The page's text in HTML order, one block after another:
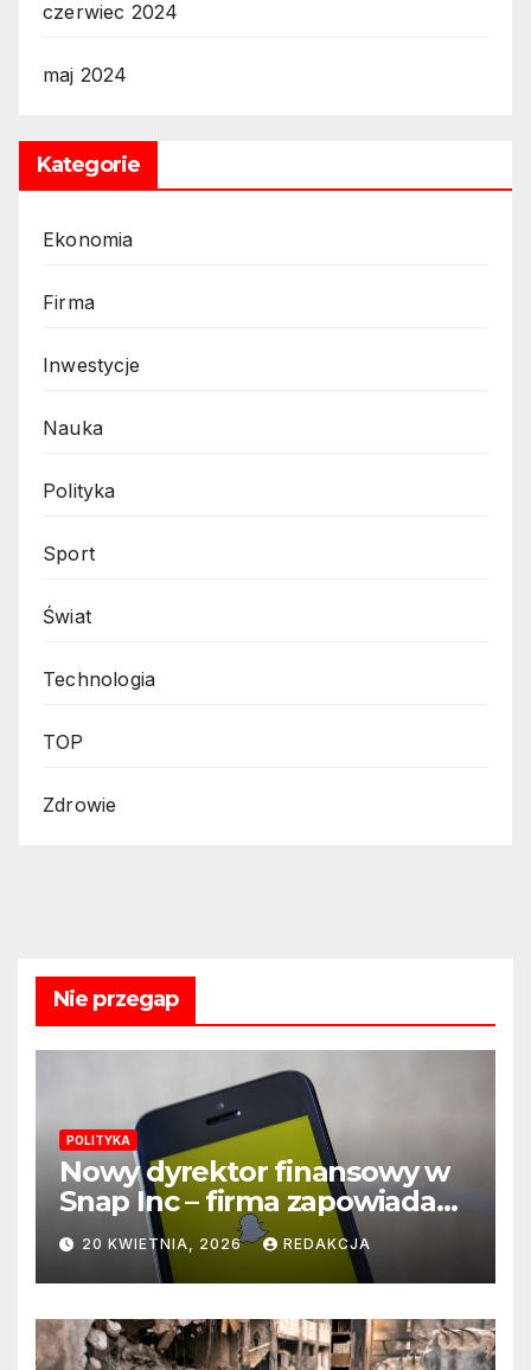
czerwiec 2024
maj 2024
Kategorie
Ekonomia
Firma
Inwestycje
Nauka
Polityka
Sport
Świat
Technologia
TOP
Zdrowie
Nie przegap
POLITYKA
Nowy dyrektor finansowy w
Snap Inc – firma zapowiada
zmianę na kluczowym
stanowisku
20 KWIETNIA, 2026 REDAKCJA